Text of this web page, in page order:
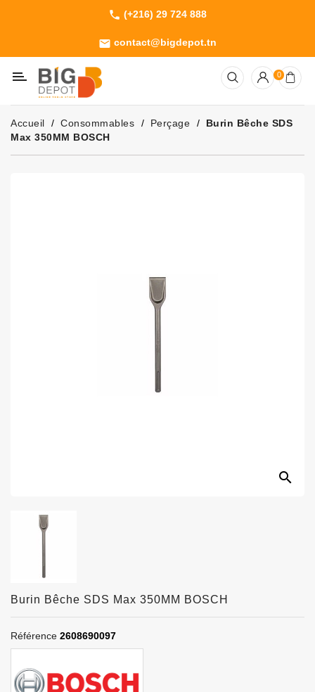
phone (+216) 29 724 888
email contact@bigdepot.tn
Machines
Outillage
Jardinage
Consommables
0
Accueil Consommables Perçage
Burin Bêche SDS
Max 350MM BOSCH
search
Burin Bêche SDS Max 350MM BOSCH
Référence 2608690097